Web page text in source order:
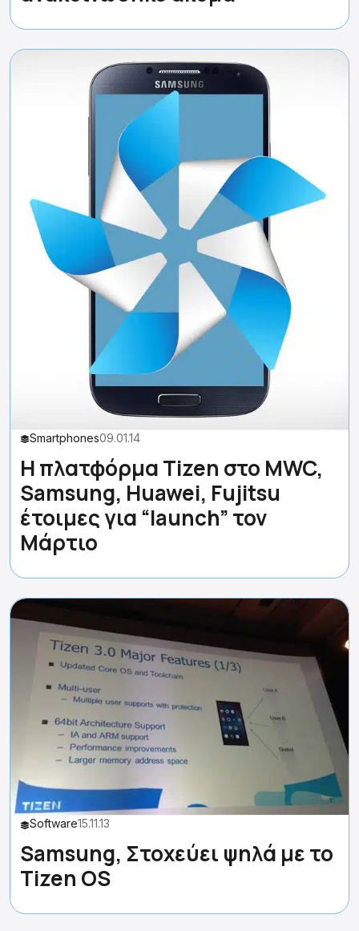
Smartphones09.01.14
Η πλατφόρμα Tizen στο MWC,
Samsung, Huawei, Fujitsu
έτοιμες για “launch” τον
Μάρτιο
Software15.11.13
Samsung, Στοχεύει ψηλά με το
Tizen OS